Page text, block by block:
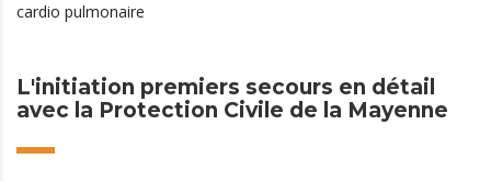
cardio pulmonaire
L'initiation premiers secours en détail
avec la Protection Civile de la Mayenne